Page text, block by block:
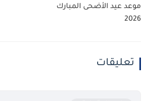
موعد عيد الأضحى المبارك
2026
تعليقات